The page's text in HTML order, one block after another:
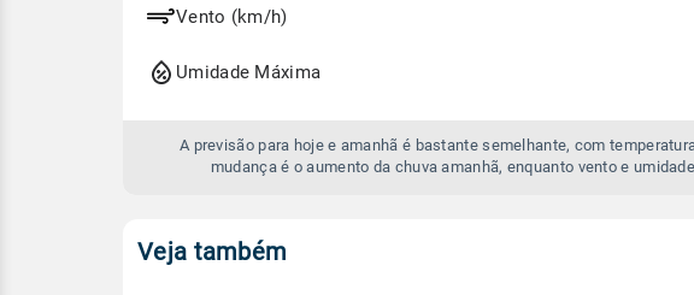
Vento (km/h)
Umidade Máxima
A previsão para hoje e amanhã é bastante semelhante, com
mudança é o aumento da chuva amanhã, enquanto vento e
Veja também